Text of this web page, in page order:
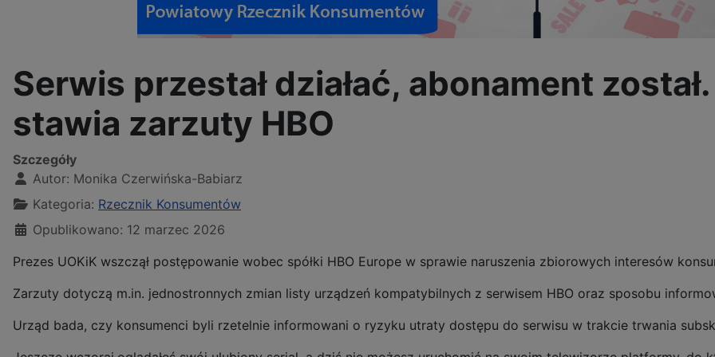
Serwis przestał działać, abonament
stawia zarzuty HBO
Szczegóły
Autor: Monika Czerwińska-Babiarz
Kategoria: Rzecznik Konsumentów
Opublikowano: 12 marzec 2026
Prezes UOKiK wszczął postępowanie wobec spółki HBO Europe w sprawie naruszenia zbiorowych interesów
Zarzuty dotyczą m.in. jednostronnych zmian listy urządzeń kompatybilnych z serwisem HBO oraz sposobu
Urząd bada, czy konsumenci byli rzetelnie informowani o ryzyku utraty dostępu do serwisu w trakcie trwania